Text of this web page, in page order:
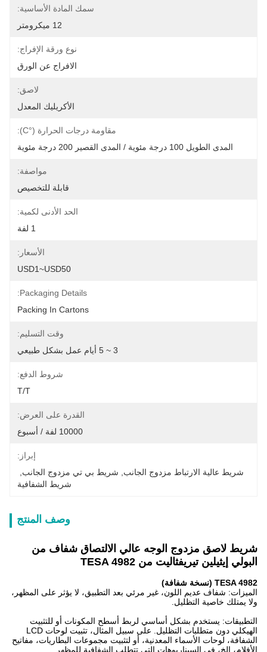
سمك المادة الأساسية:
12 ميكرومتر
نوع ورقة الإفراج:
الافراج عن الورق
لاصق:
الأكريليك المعدل
مقاومة درجات الحرارة (°C):
المدى الطويل 100 درجة مئوية / المدى القصير 200 درجة مئوية
مواصفة:
قابلة للتخصيص
الحد الأدنى لكمية:
1 لفة
الأسعار:
USD1~USD50
Packaging Details:
Packing In Cartons
وقت التسليم:
3 ~ 5 أيام عمل بشكل طبيعي
شروط الدفع:
T/T
القدرة على العرض:
10000 لفة / أسبوع
إبراز:
شريط عالية الارتباط مزدوج الجانب
شريط بي تي مزدوج الجانب
شريط الشفافية
وصف المنتج
شريط لاصق مزدوج الوجه عالي الالتصاق شفاف من
البولي إيثيلين تيريفثاليت من TESA 4982
TESA 4982 (نسخة شفافة)
الميزات: شفاف عديم اللون، غير مرئي بعد التطبيق، لا يؤثر على المظهر،
ولا يمتلك خاصية التظليل.
التطبيقات: يستخدم بشكل أساسي لربط أسطح المكونات أو للتثبيت
الهيكلي دون متطلبات التظليل. على سبيل المثال، تثبيت لوحات LCD
الشفافة، لوحات الأسماء المعدنية، أو لتثبيت مجموعات البطاريات، مفاتيح
الأفلام، إلخ، في السيناريوهات التي تتطلب الشفافية للمظهر.